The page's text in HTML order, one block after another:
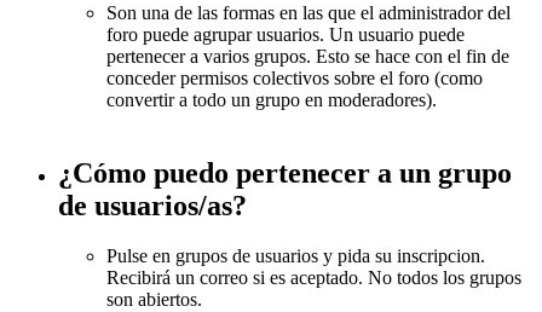
Son una de las formas en las que el administrador del
foro puede agrupar usuarios. Un usuario puede
pertenecer a varios grupos. Esto se hace con el fin de
conceder permisos colectivos sobre el foro (como
convertir a todo un grupo en moderadores).
¿Cómo puedo pertenecer a un grupo
de usuarios/as?
Pulse en grupos de usuarios y pida su inscripcion.
Recibirá un correo si es aceptado. No todos los grupos
son abiertos.